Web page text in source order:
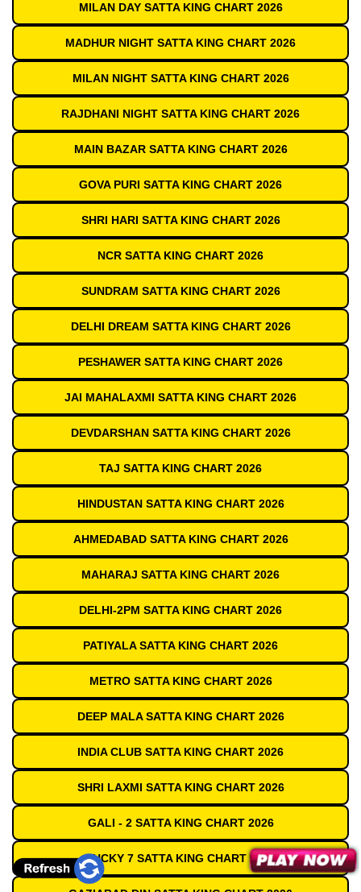
MILAN DAY SATTA KING CHART 2026
MADHUR NIGHT SATTA KING CHART 2026
MILAN NIGHT SATTA KING CHART 2026
RAJDHANI NIGHT SATTA KING CHART 2026
MAIN BAZAR SATTA KING CHART 2026
GOVA PURI SATTA KING CHART 2026
SHRI HARI SATTA KING CHART 2026
NCR SATTA KING CHART 2026
SUNDRAM SATTA KING CHART 2026
DELHI DREAM SATTA KING CHART 2026
PESHAWER SATTA KING CHART 2026
JAI MAHALAXMI SATTA KING CHART 2026
DEVDARSHAN SATTA KING CHART 2026
TAJ SATTA KING CHART 2026
HINDUSTAN SATTA KING CHART 2026
AHMEDABAD SATTA KING CHART 2026
MAHARAJ SATTA KING CHART 2026
DELHI-2PM SATTA KING CHART 2026
PATIYALA SATTA KING CHART 2026
METRO SATTA KING CHART 2026
DEEP MALA SATTA KING CHART 2026
INDIA CLUB SATTA KING CHART 2026
SHRI LAXMI SATTA KING CHART 2026
GALI - 2 SATTA KING CHART 2026
LUCKY 7 SATTA KING CHART 2026